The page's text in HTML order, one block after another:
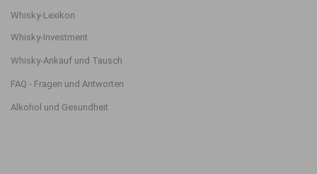
Whisky-Lexikon
Whisky-Investment
Whisky-Ankauf und Tausch
FAQ - Fragen und Antworten
Alkohol und Gesundheit